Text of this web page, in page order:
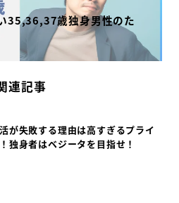
35,36,37歳独身男性のた
連記事
が失敗する理由は高すぎるプライ
独身者はベジータを目指せ！